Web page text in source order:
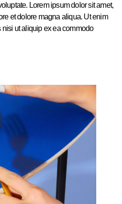
Lorem ipsum dolor sit amet,
et dolore magna aliqua. Ut enim
ut aliquip ex ea commodo